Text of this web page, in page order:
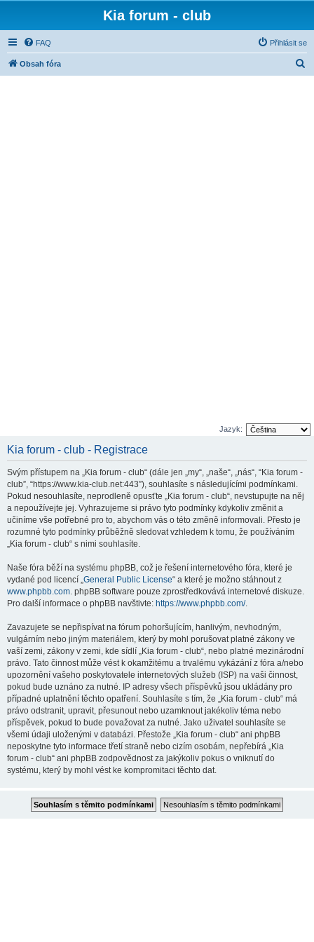
Kia forum - club
FAQ Přihlásit se
Obsah fóra
Jazyk:
Kia forum - club - Registrace
Svým přístupem na „Kia forum - club“ (dále jen „my“, „naše“, „nás“, “Kia forum -
club”, “https://www.kia-club.net:443”), souhlasíte s následujícími podmínkami.
Pokud nesouhlasíte, neprodleně opusťte „Kia forum - club“, nevstupujte na něj
a nepoužívejte jej. Vyhrazujeme si právo tyto podmínky kdykoliv změnit a
učiníme vše potřebné pro to, abychom vás o této změně informovali. Přesto je
rozumné tyto podmínky průběžně sledovat vzhledem k tomu, že používáním
„Kia forum - club“ s nimi souhlasíte.
Naše fóra běží na systému phpBB, což je řešení internetového fóra, které je
vydané pod licencí „General Public License“ a které je možno stáhnout z
www.phpbb.com. phpBB software pouze zprostředkovává internetové diskuze.
Pro další informace o phpBB navštivte: https://www.phpbb.com/.
Zavazujete se nepřispívat na fórum pohoršujícím, hanlivým, nevhodným,
vulgárním nebo jiným materiálem, který by mohl porušovat platné zákony ve
vaší zemi, zákony v zemi, kde sídlí „Kia forum - club“, nebo platné mezinárodní
právo. Tato činnost může vést k okamžitému a trvalému vykázání z fóra a/nebo
upozornění vašeho poskytovatele internetových služeb (ISP) na vaši činnost,
pokud bude uznáno za nutné. IP adresy všech příspěvků jsou ukládány pro
případné uplatnění těchto opatření. Souhlasíte s tím, že „Kia forum - club“ má
právo odstranit, upravit, přesunout nebo uzamknout jakékoliv téma nebo
příspěvek, pokud to bude považovat za nutné. Jako uživatel souhlasíte se
všemi údaji uloženými v databázi. Přestože „Kia forum - club“ ani phpBB
neposkytne tyto informace třetí straně nebo cizím osobám, nepřebírá „Kia
forum - club“ ani phpBB zodpovědnost za jakýkoliv pokus o vniknutí do
systému, který by mohl vést ke kompromitaci těchto dat.